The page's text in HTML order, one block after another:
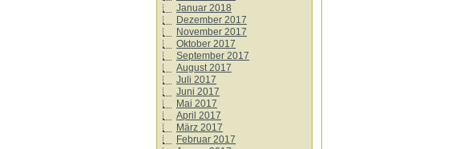
Januar 2018
Dezember 2017
November 2017
Oktober 2017
September 2017
August 2017
Juli 2017
Juni 2017
Mai 2017
April 2017
März 2017
Februar 2017